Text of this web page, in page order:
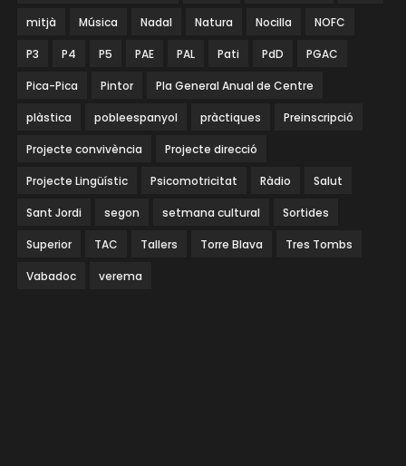
mitjà Música Nadal Natura Nocilla NOFC
P3 P4 P5 PAE PAL Pati PdD PGAC
Pica-Pica Pintor Pla General Anual de Centre
plàstica pobleespanyol pràctiques Preinscripció
Projecte convivència Projecte direcció
Projecte Lingüístic Psicomotricitat Ràdio Salut
Sant Jordi segon setmana cultural Sortides
Superior TAC Tallers Torre Blava Tres Tombs
Vabadoc verema